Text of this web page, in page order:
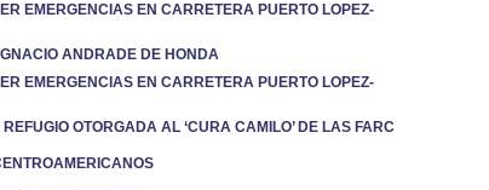
EMERGENCIAS EN CARRETERA PUERTO LOPEZ-
ANDRADE DE HONDA
EMERGENCIAS EN CARRETERA PUERTO LOPEZ-
OTORGADA AL ‘CURA CAMILO’ DE LAS FARC